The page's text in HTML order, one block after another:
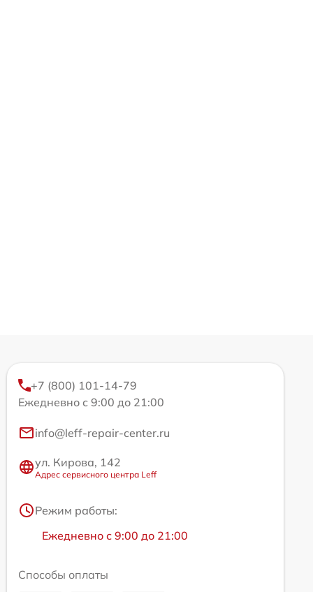
+7 (800) 101-14-79
Ежедневно с 9:00 до 21:00
info@leff-repair-center.ru
ул. Кирова, 142
Адрес сервисного центра Leff
Режим работы:
Ежедневно с 9:00 до 21:00
Способы оплаты